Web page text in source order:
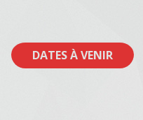
DATES À VENIR